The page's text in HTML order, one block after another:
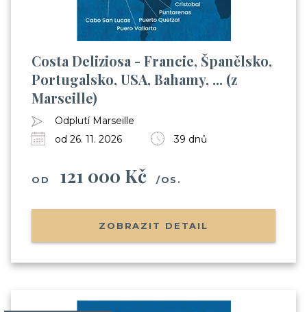
Costa Deliziosa - Francie, Španělsko,
Portugalsko, USA, Bahamy, ... (z
Marseille)
Odplutí Marseille
od 26. 11. 2026
39 dnů
OD 121 000 Kč /OS.
ZOBRAZIT DETAIL